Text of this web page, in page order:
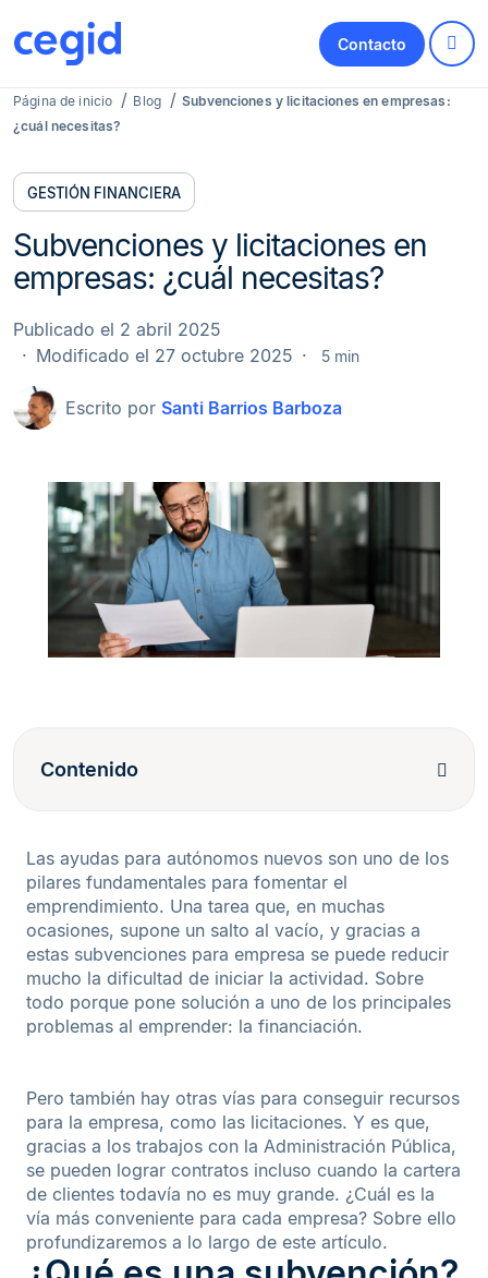
Contacto
Página de inicio Blog
Subvenciones y licitaciones en empresas:
¿cuál necesitas?
GESTIÓN FINANCIERA
Subvenciones y licitaciones en
empresas: ¿cuál necesitas?
Escrito por Santi Barrios Barboza
Publicado el 2 abril 2025
Modificado el 27 octubre 2025
5 min
Contenido
Las ayudas para autónomos nuevos son uno de los
pilares fundamentales para fomentar el
emprendimiento. Una tarea que, en muchas
ocasiones, supone un salto al vacío, y gracias a
estas subvenciones para empresa se puede reducir
mucho la dificultad de iniciar la actividad. Sobre
todo porque pone solución a uno de los principales
problemas al emprender: la financiación.
Pero también hay otras vías para conseguir recursos
para la empresa, como las licitaciones. Y es que,
gracias a los trabajos con la Administración Pública,
se pueden lograr contratos incluso cuando la cartera
de clientes todavía no es muy grande. ¿Cuál es la
vía más conveniente para cada empresa? Sobre ello
profundizaremos a lo largo de este artículo.